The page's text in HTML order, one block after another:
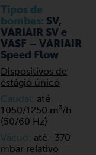
Tipos de
bombas: SV,
VARIAIR SV e
VASF – VARIAIR
Speed Flow
Dispositivos de
estágio único
Caudal: até
1050/1250 m³/h
(50/60 Hz)
Vácuo: até -370
mbar relativo